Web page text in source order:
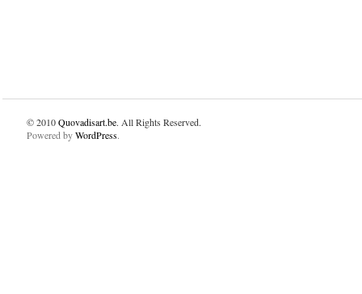
© 2010Quovadisart.be. All Rights Reserved.
Powered byWordPress.